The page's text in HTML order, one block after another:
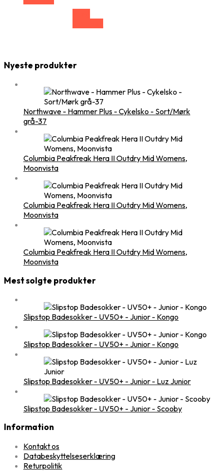
Nyeste produkter
Northwave - Hammer Plus - Cykelsko - Sort/Mørk
grå-37
Columbia Peakfreak Hera II Outdry Mid Womens,
Moonvista
Columbia Peakfreak Hera II Outdry Mid Womens,
Moonvista
Columbia Peakfreak Hera II Outdry Mid Womens,
Moonvista
Mest solgte produkter
Slipstop Badesokker - UV50+ - Junior - Kongo
Slipstop Badesokker - UV50+ - Junior - Kongo
Slipstop Badesokker - UV50+ - Junior - Luz Junior
Slipstop Badesokker - UV50+ - Junior - Scooby
Information
Kontakt os
Databeskyttelseserklæring
Returpolitik